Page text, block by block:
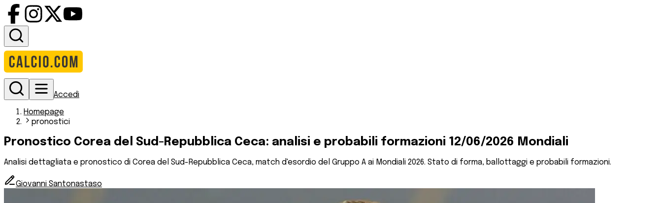
Accedi
Homepage
pronostici
Pronostico Corea del Sud-Repubblica Ceca: analisi e probabili formazioni 12/06/2026 Mondiali
Analisi dettagliata e pronostico di Corea del Sud-Repubblica Ceca, match d'esordio del Gruppo A ai Mondiali 2026. Stato di forma, ballottaggi e probabili formazioni.
Giovanni Santonastaso